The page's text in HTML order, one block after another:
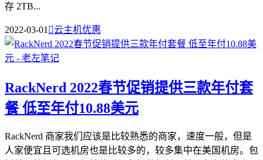
存 2TB...
2022-03-01 云主机优惠
RackNerd 2022春节促销提供三款年付套
餐 低至年付10.88美元
RackNerd 商家我们应该是比较熟悉的商家，速度一般，但是
人家便宜且可选机房也是比较多的，较多集中在美国机房。包